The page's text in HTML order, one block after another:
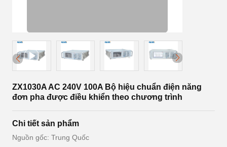
ZX1030A AC 240V 100A Bộ hiệu chuẩn điện năng
đơn pha được điều khiển theo chương trình
Chi tiết sản phẩm
Nguồn gốc: Trung Quốc